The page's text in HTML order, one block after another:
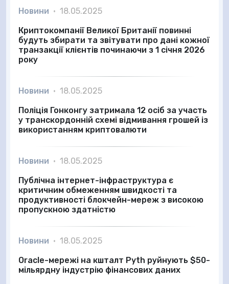
Новини • 18.05.2025
Криптокомпанії Великої Британії повинні
будуть збирати та звітувати про дані кожної
транзакції клієнтів починаючи з 1 січня 2026
року
Новини • 18.05.2025
Поліція Гонконгу затримала 12 осіб за участь
у транскордонній схемі відмивання грошей із
використанням криптовалюти
Новини • 18.05.2025
Публічна інтернет-інфраструктура є
критичним обмеженням швидкості та
продуктивності блокчейн-мереж з високою
пропускною здатністю
Новини • 18.05.2025
Oracle-мережі на кшталт Pyth руйнують $50-
мільярдну індустрію фінансових даних